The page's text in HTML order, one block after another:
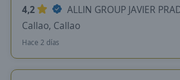
4,2
ALLIN GROUP JAVIER
Callao, Callao
Hace 2 días